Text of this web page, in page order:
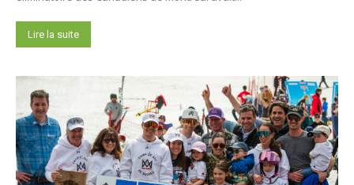
Lire la suite